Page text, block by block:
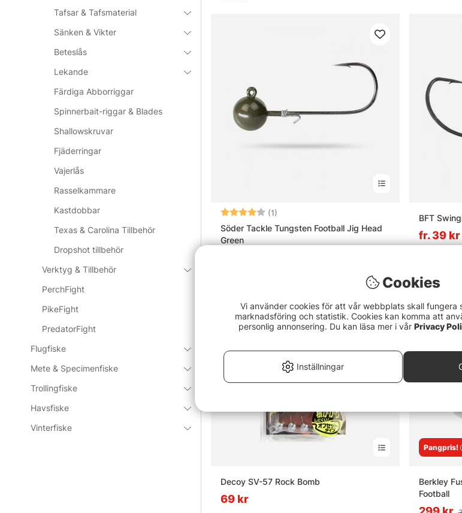
Tafsar & Tafsmaterial
Sänken & Vikter
Beteslås
Lekande
Färdiga Abborriggar
Spinnerbait-riggar & Blades
Shallowskruvar
Fjäderringar
Vajerlås
Rasselkammare
Kastdobbar
Texas & Carolina Tillbehör
Dropshot tillbehör
Verktyg & Tillbehör
PerchFight
PikeFight
PredatorFight
Flugfiske
Mete & Specimenfiske
Trollingfiske
Havsfiske
Vinterfiske
Betyg: (1)
Söder Tackle Tungsten Football Jig Head
Green
BFT
fr. 39 kr
Decoy SV-57 Rock Bomb
69 kr
Pangpris!
Berkley
Football
Cookies
Vi använder cookies för att vår webbplats skall fungera
marknadsföring och statistik. Cookies kan komma att
personlig annonsering. Du kan läsa mer i vår Privacy
Inställningar